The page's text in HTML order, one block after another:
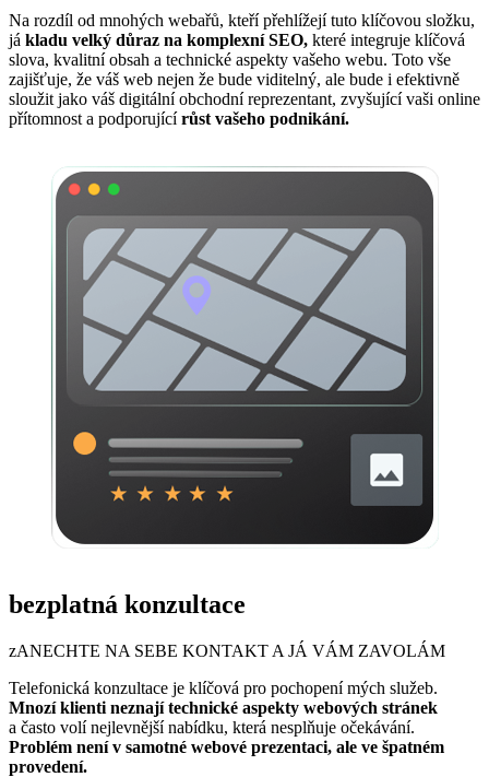
Na rozdíl od mnohých webařů, kteří přehlížejí tuto klíčovou složku,
já kladu velký důraz na komplexní SEO, které integruje klíčová
slova, kvalitní obsah a technické aspekty vašeho webu. Toto vše
zajišťuje, že váš web nejen že bude viditelný, ale bude i efektivně
sloužit jako váš digitální obchodní reprezentant, zvyšující vaši online
přítomnost a podporujícírůst vašeho podnikání.
bezplatná konzultace
zANECHTE NA SEBE KONTAKT A JÁ VÁM ZAVOLÁM
Telefonická konzultace je klíčová pro pochopení mých služeb.
Mnozí klienti neznají technické aspekty webových stránek
a často volí nejlevnější nabídku, která nesplňuje očekávání.
Problém není v samotné webové prezentaci, ale ve špatném
provedení.